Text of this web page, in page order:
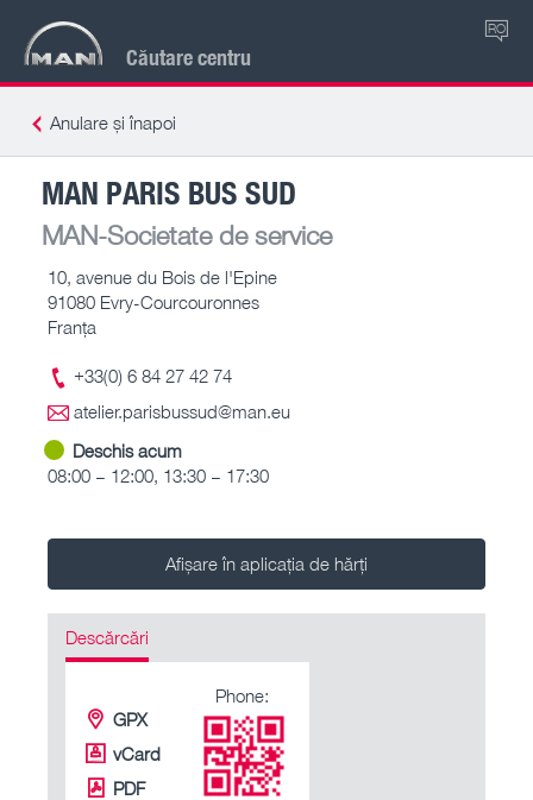
Căutare centru
RO
Anulare și înapoi
MAN PARIS BUS SUD
MAN-Societate de service
10, avenue du Bois de l'Epine
91080 Evry-Courcouronnes
Franţa
+33(0) 6 84 27 42 74
atelier.parisbussud@man.eu
Deschis acum
08:00 – 12:00, 13:30 – 17:30
Afișare în aplicația de hărți
Descărcări
GPX
vCard
PDF
Phone: